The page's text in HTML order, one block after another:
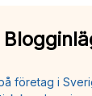
företag i